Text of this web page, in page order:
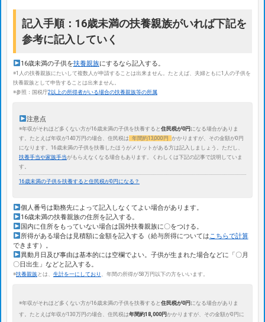
記入手順：16歳未満の扶養親族がいれば下記を
参考に記入していく
16歳未満の子供を扶養親族にするなら記入する。
※1人の扶養親族にたいして複数人が申請することは出来ません。たとえば、夫婦ともに1人の子供を
扶養親族として申告することは出来ません。
※参照：国税庁2以上の所得者がいる場合の扶養親族等の所属
注意点
※年収がそれほど多くない方が16歳未満の子供を扶養すると 住民税が0円 になる場合がありま
す。たとえば年収が140万円の場合、住民税は 年間約13,000円
かかりますが、その金額が0円
になります。16歳未満の子供を扶養したほうがメリットがある方は記入しましょう。ただし、
扶養手当や家族手当がもらえなくなる場合もあります。くわしくは下記の記事で説明していま
す。
16歳未満の子供を扶養すると住民税が0円になる？
個人番号は勤務先によって記入しなくてよい場合があります。
16歳未満の扶養親族の住所を記入する。
国内に住所をもっていない場合は国外扶養親族に〇をつける。
所得がある場合は見積額に金額を記入する（給与所得についてはこちらで計算
できます）。
異動月日及び事由は基本的には空欄でよい。子供が生まれた場合などに「〇月
〇日出生」などと記入する。
※扶養親族とは、 生計を一にしており 、年間の所得が58万円以下の方をいいます。
※年収がそれほど多くない方が16歳未満の子供を扶養すると 住民税が0円 になる場合がありま
す。たとえば年収が130万円の場合、住民税は年間約18,000円かかりますが、その金額が0円に